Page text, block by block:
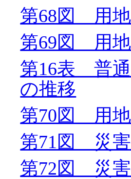
第68図 用地
第69図 用
第16表 普通
の推移
第70図 用地
第71図 災害
第72図 災害